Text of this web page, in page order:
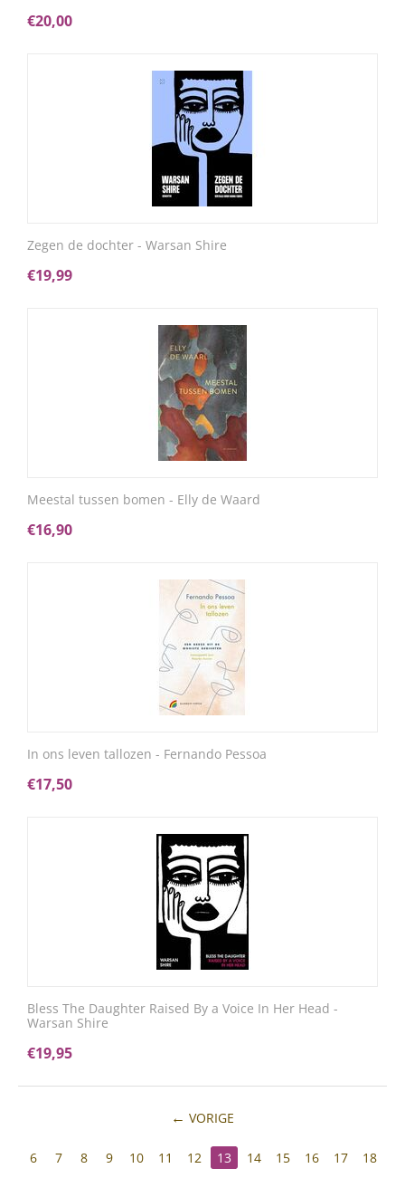
€20,00
Zegen de dochter - Warsan Shire
€19,99
Meestal tussen bomen - Elly de Waard
€16,90
In ons leven tallozen - Fernando Pessoa
€17,50
Bless The Daughter Raised By a Voice In Her Head -
Warsan Shire
€19,95
VORIGE
6 7 8 9 10 11 12 13 14 15 16 17
18